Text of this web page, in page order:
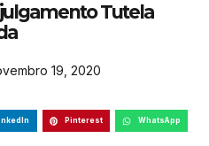
julgamento Tutela
19, 2020
Pinterest WhatsApp